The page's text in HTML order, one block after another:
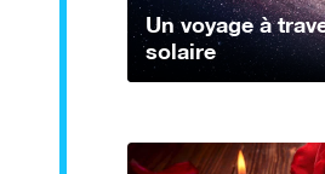
Un voyage à
solaire